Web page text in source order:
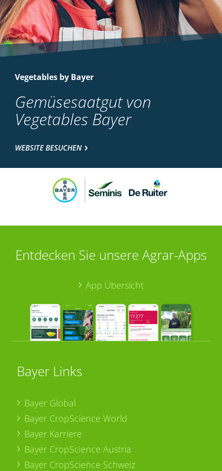
Vegetables by Bayer
Gemüsesaatgut von
Vegetables Bayer
WEBSITE BESUCHEN
Entdecken Sie unsere Agrar-Apps
App Übersicht
Bayer Links
Bayer Global
Bayer CropScience World
Bayer Karriere
Bayer CropScience Austria
Bayer CropScience Schweiz